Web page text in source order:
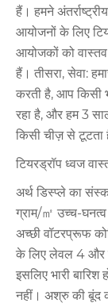
हैं। हमने
आयोजनों के लिए
आयोजकों को
हैं। तीसरा, सेवा:
करती है, आप
रहा है, और हम 3
किसी चीज़ से टूटता
टियरड्रॉप ध्वज
अर्थ डिस्प्ले का
ग्राम/㎡ उच्च-
अच्छी वॉटरप्रूफ
के लिए लेवल 4 और
इसलिए भारी
नहीं। अश्रु की बूंद